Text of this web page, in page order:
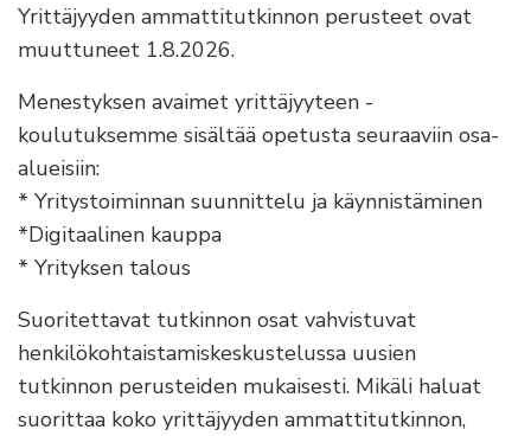
Yrittäjyyden ammattitutkinnon perusteet ovat
muuttuneet 1.8.2026.
Menestyksen avaimet yrittäjyyteen -
koulutuksemme sisältää opetusta seuraaviin osa-
alueisiin:
* Yritystoiminnan suunnittelu ja käynnistäminen
*Digitaalinen kauppa
* Yrityksen talous
Suoritettavat tutkinnon osat vahvistuvat
henkilökohtaistamiskeskustelussa uusien
tutkinnon perusteiden mukaisesti. Mikäli haluat
suorittaa koko yrittäjyyden ammattitutkinnon,